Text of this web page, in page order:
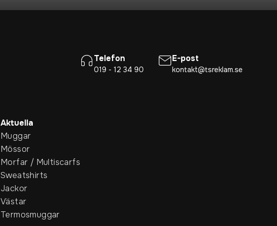
Telefon
019 - 12 34 90
E-post
kontakt@tsreklam.se
Aktuella
Muggar
Mössor
Morfar / Multiscarfs
Sweatshirts
Jackor
Västar
Termosmuggar